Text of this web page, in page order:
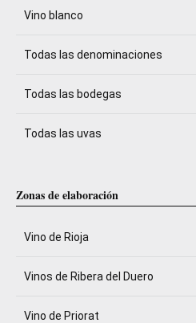
Vino blanco
Todas las denominaciones
Todas las bodegas
Todas las uvas
Zonas de elaboración
Vino de Rioja
Vinos de Ribera del Duero
Vino de Priorat